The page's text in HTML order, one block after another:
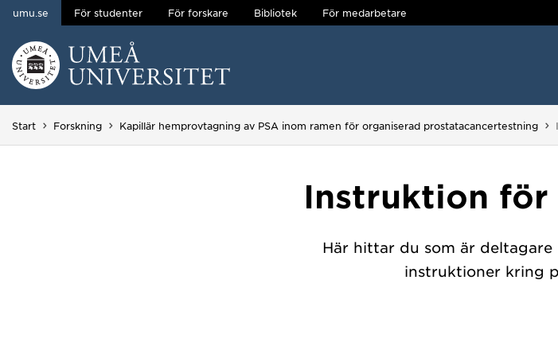
Hoppa direkt till innehållet
umu.se För studenter För forskare Bibliotek För medarbetare
Huvudmenyn dold.
Start Forskning Kapillär hemprovtagning av PSA inom ramen för organiserad prostatacancertestning
Instruktion
Här hittar du som är
instruktioner kring